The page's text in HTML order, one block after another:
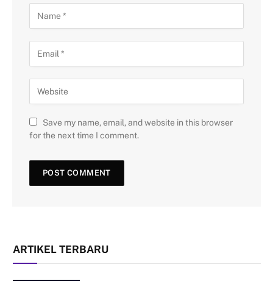
Save my name, email, and website in this browser
for the next time I comment.
ARTIKEL TERBARU